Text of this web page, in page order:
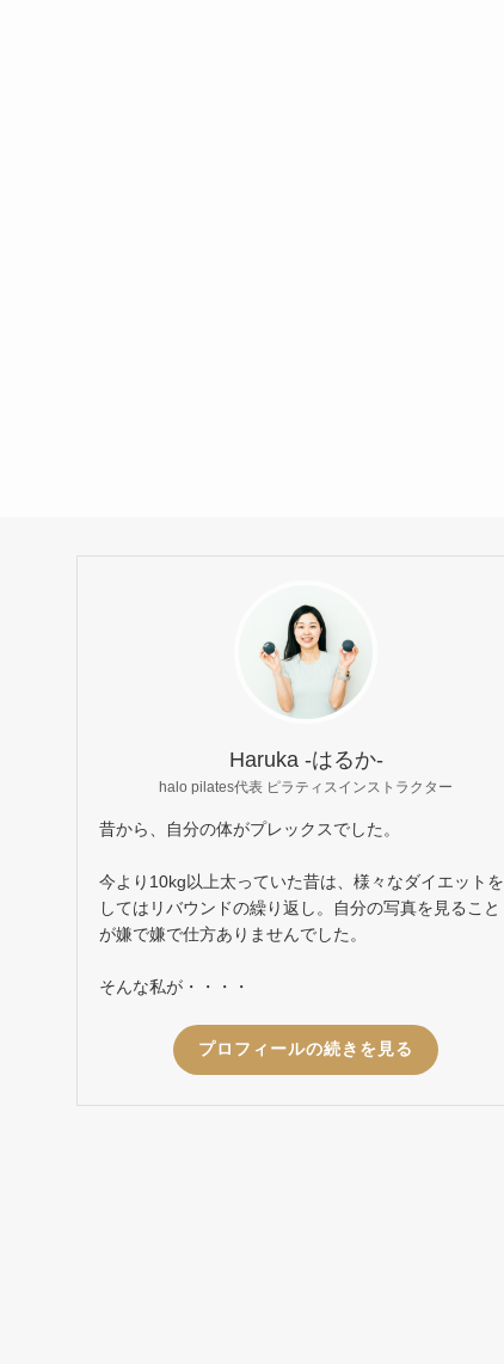
Haruka -はるか-
halo pilates代表 ピラティスインストラクター
昔から、自分の体がプレックスでした。
今より10kg以上太っていた昔は、様々なダイエットを
してはリバウンドの繰り返し。自分の写真を見ること
が嫌で嫌で仕方ありませんでした。
そんな私が・・・・
プロフィールの続きを見る